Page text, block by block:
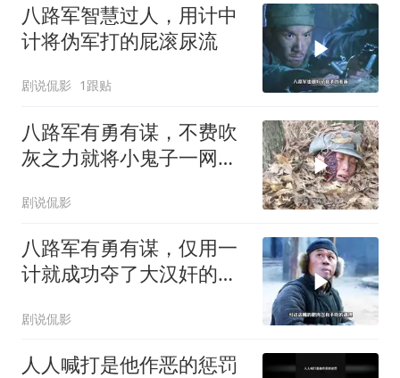
八路军智慧过人，用计中
计将伪军打的屁滚尿流
剧说侃影 1跟贴
八路军有勇有谋，不费吹
灰之力就将小鬼子一网打
剧说侃影
八路军有勇有谋，仅用一
计就成功夺了大汉奸的配
剧说侃影
人人喊打是他作恶的惩罚